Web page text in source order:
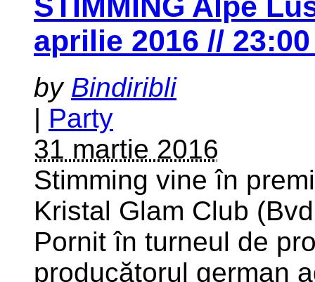
aprilie 2016 //
by Bindiribli
| Party
31 martie 2016
Stimming vine în
Kristal Glam Club
Pornit în turneul de
producătorul german